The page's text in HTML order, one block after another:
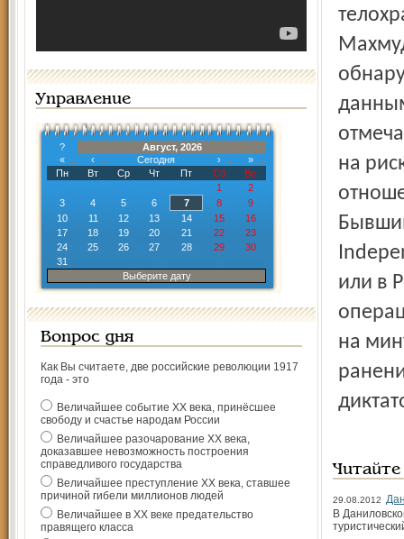
Управление
?
Август, 2026
«
‹ Сегодня ›
»
Пн
Вт Ср Чт Пт Сб
Вс
1
2
3
4 5 6 7 8
9
10
11 12 13 14 15
16
17
18 19 20 21 22
23
24
25 26 27 28 29
30
31
Выберите дату
Вопрос дня
Как Вы считаете, две российские революции 1917
года - это
Величайшее событие ХХ века, принёсшее
свободу и счастье народам России
Величайшее разочарование ХХ века,
доказавшее невозможность построения
справедливого государства
Величайшее преступление ХХ века, ставшее
причиной гибели миллионов людей
Величайшее в ХХ веке предательство
правящего класса
на
или в
на
29.08.2012
В